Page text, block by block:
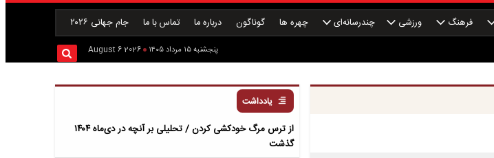
فرهنگ ورزشی چندرسانه‌ای چهره ها گوناگون درباره ما تماس با ما جام جهانی ۲۰۲۶
پنجشنبه ۱۵ مرداد ۱۴۰۵ 2026 August 6
یادداشت
از ترس مرگ خودکشی کردن / تحلیلی بر آنچه در دی‌ماه ۱۴۰۴
گذشت